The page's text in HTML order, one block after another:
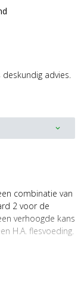
advies.
expand_more
combinatie van
2 voor de
verhoogde kans
H.A. flesvoeding.